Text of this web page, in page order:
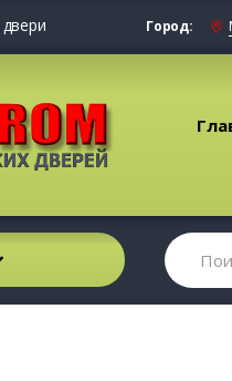
Город: